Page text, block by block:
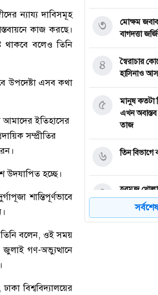
ন্যায্য দাবিসমূহ
কাজ করছে।
থাকবে বলেও তিনি
উপদেষ্টা এসব কথা
আমাদের ইতিহাসের
সম্প্রীতির
হচ্ছে।
শান্তিপূর্ণভাবে
বলেন, ওই সময়
জুলাই গণ-অভ্যুত্থানে
বিশ্ববিদ্যালয়ের
মোক্ষম
বাগদত্তা
৩
স্বৈরাচার
হাসিনাও
৪
মানুষ কতটা
এখন অবাস্তব
তাজ
৫
তিন বিভাগে
৬
হরমুজ
কমল তেলের
৭